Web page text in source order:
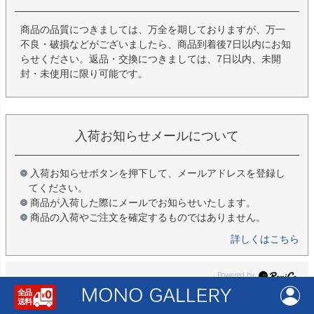
商品の品質につきましては、万全を期しておりますが、万一
不良・破損などがございましたら、商品到着後7日以内にお知
らせください。返品・交換につきましては、7日以内、未開
封・未使用に限り可能です。
入荷お知らせメールについて
入荷お知らせボタンを押下して、メールアドレスを登録し
てください。
商品が入荷した際にメールでお知らせいたします。
商品の入荷やご注文を確定するものではありません。
詳しくはこちら